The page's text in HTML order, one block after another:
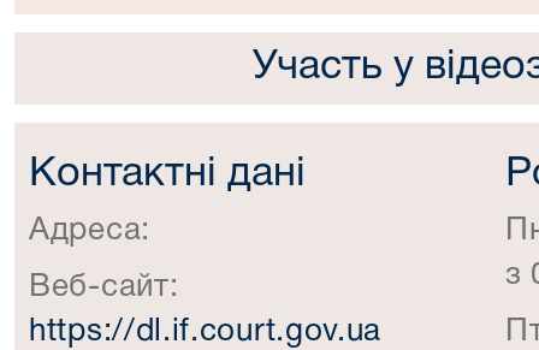
Участь у
Контактні дані
Адреса:
Веб-сайт:
https://dl.if.court.gov.ua
з